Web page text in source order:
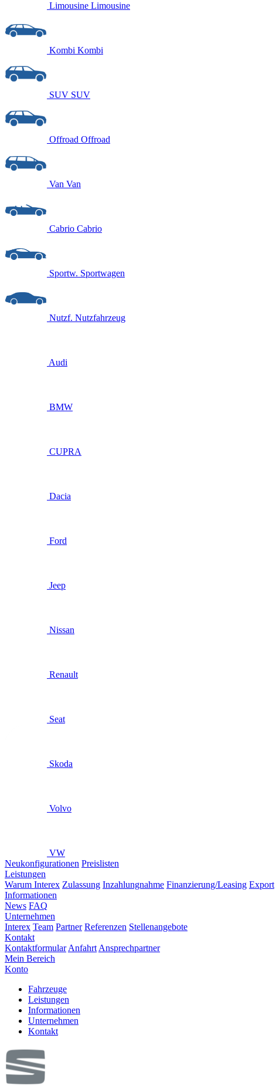
Limousine Limousine
Kombi Kombi
SUV SUV
Offroad Offroad
Van Van
Cabrio Cabrio
Sportw. Sportwagen
Nutzf. Nutzfahrzeug
Audi
BMW
CUPRA
Dacia
Ford
Jeep
Nissan
Renault
Seat
Skoda
Volvo
VW
Neukonfigurationen Preislisten
Leistungen
Warum Interex Zulassung Inzahlungnahme Finanzierung/Leasing Export
Informationen
News FAQ
Unternehmen
Interex Team Partner Referenzen Stellenangebote
Kontakt
Kontaktformular Anfahrt Ansprechpartner
Mein Bereich
Konto
Fahrzeuge
Leistungen
Informationen
Unternehmen
Kontakt